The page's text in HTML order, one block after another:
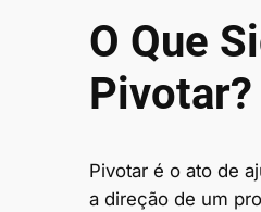
O Que
Pivotar?
Pivotar é o ato de
a direção de um